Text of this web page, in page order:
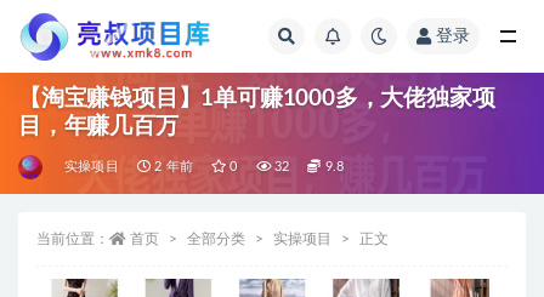
登录
【淘宝赚钱项目】1单可赚1000多，大佬独家项
目，年赚几百万
实操项目 2 年前 0 32 9.8
当前位置： 首页 全部分类 实操项目 正文